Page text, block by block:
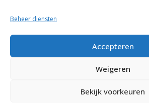
Beheer diensten
Accepteren
Weigeren
Bekijk voorkeuren
10
© 2026